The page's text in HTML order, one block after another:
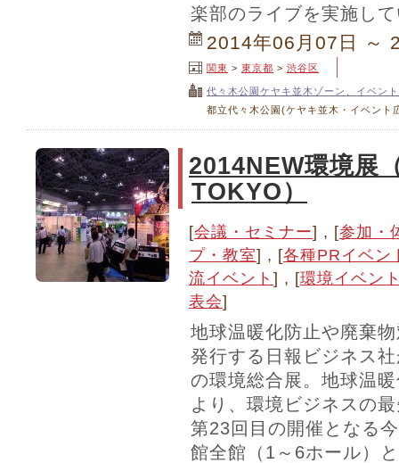
楽部のライブを実施し
2014年06月07日 ～
関東 > 東京都 > 渋谷区
代々木公園ケヤキ並木ゾーン、イベン
都立代々木公園(ケヤキ並木・イベント
2014NEW環境展
TOKYO）
[会議・セミナー] , [参加・
プ・教室] , [各種PRイベン
流イベント ] , [環境イベン
表会]
地球温暖化防止や廃棄
発行する日報ビジネス
の環境総合展。地球温
より、環境ビジネスの
第23回目の開催となる
館全館（1～6ホール）